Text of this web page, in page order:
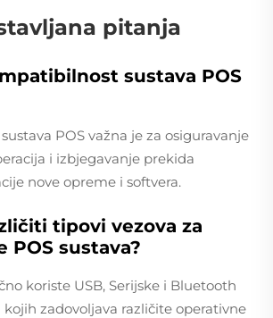
pitanja
sustava POS
POS važna je za osiguravanje
i izbjegavanje prekida
nove opreme i softvera.
tipovi vezova za
POS sustava?
koriste USB, Serijske i Bluetooth
kojih zadovoljava različite operativne